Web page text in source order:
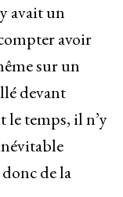
avait un
avoir
sur un
devant
le temps, il n’y
de la